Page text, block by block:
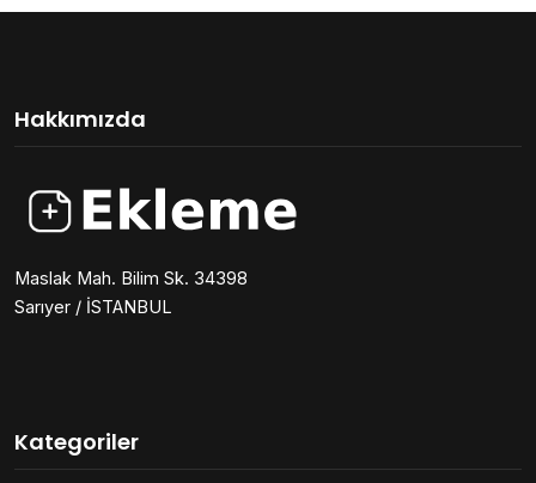
Hakkımızda
Maslak Mah. Bilim Sk. 34398
Sarıyer / İSTANBUL
Kategoriler